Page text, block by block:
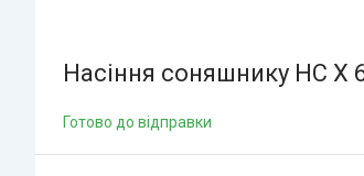
Насіння соняшнику НС Х
Готово до відправки